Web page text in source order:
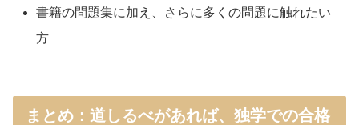
書籍の問題集に加え、さらに多くの問題に触れたい
方
まとめ：道しるべがあれば、独学での合格